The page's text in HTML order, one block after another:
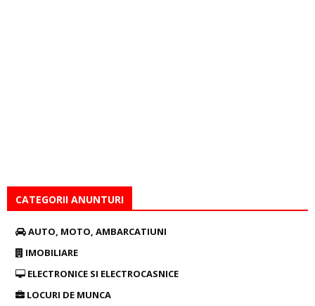
CATEGORII ANUNTURI
AUTO, MOTO, AMBARCATIUNI
IMOBILIARE
ELECTRONICE SI ELECTROCASNICE
LOCURI DE MUNCA